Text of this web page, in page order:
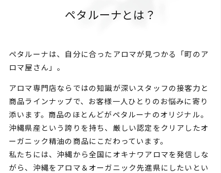
ペタルーナとは？
ペタルーナは、自分に合ったアロマが見つかる「町のア
ロマ屋さん」。
アロマ専門店ならではの知識が深いスタッフの接客力と
商品ラインナップで、お客様一人ひとりのお悩みに寄り
添います。商品のほとんどがペタルーナのオリジナル。
沖縄県産という誇りを持ち、厳しい認定をクリアしたオ
ーガニック精油の商品にこだわっています。
私たちには、沖縄から全国にオキナワアロマを発信しな
がら、沖縄をアロマ＆オーガニック先進県にしたいとい